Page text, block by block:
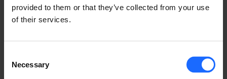
provided to them or that they’ve collected from your use
of their services.
Selection
Necessary
APRENDA SOBRE RMS